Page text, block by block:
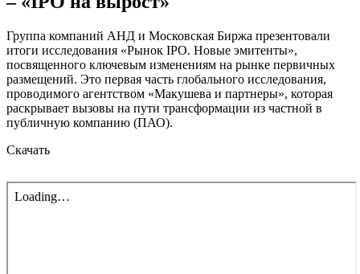
Группа компаний АНД и Московская Биржа презентовали
итоги исследования «Рынок IPO. Новые эмитенты»,
посвященного ключевым изменениям на рынке первичных
размещений. Это первая часть глобального исследования,
проводимого агентством «Макушева и партнеры», которая
раскрывает вызовы на пути трансформации из частной в
публичную компанию (ПАО).
Скачать